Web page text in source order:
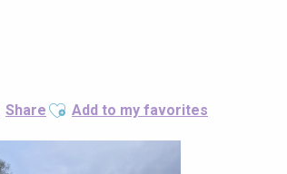
Share Ajouter aux favoris
Add to my favorites